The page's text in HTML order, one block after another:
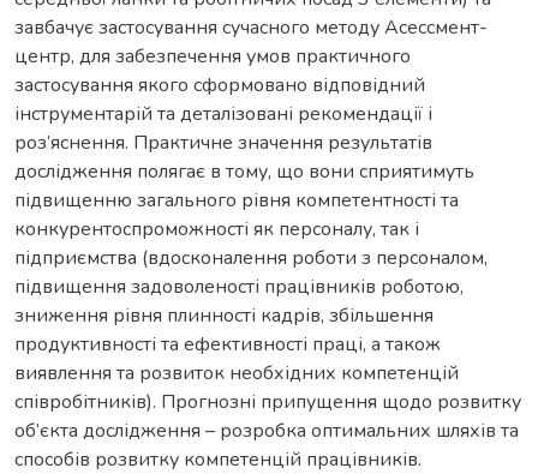
завбачує застосування сучасного методу Асессмент-
центр, для забезпечення умов практичного
застосування якого сформовано відповідний
інструментарій та деталізовані рекомендації і
роз’яснення. Практичне значення результатів
дослідження полягає в тому, що вони сприятимуть
підвищенню загального рівня компетентності та
конкурентоспроможності як персоналу, так і
підприємства (вдосконалення роботи з персоналом,
підвищення задоволеності працівників роботою,
зниження рівня плинності кадрів, збільшення
продуктивності та ефективності праці, а також
виявлення та розвиток необхідних компетенцій
співробітників). Прогнозні припущення щодо розвитку
об’єкта дослідження – розробка оптимальних шляхів та
способів розвитку компетенцій працівників.